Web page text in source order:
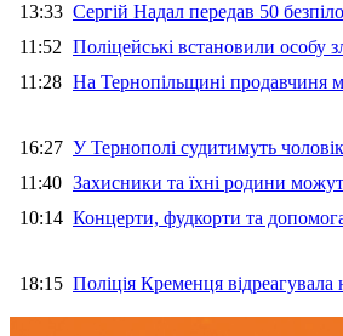
13:33 Сергій Надал передав 50
11:52 Поліцейські встановили
11:28 На Тернопільщині продавчиня
16:27 У Тернополі судитимуть
11:40 Захисники та їхні родини
10:14 Концерти, фудкорти та
18:15 Поліція Кременця